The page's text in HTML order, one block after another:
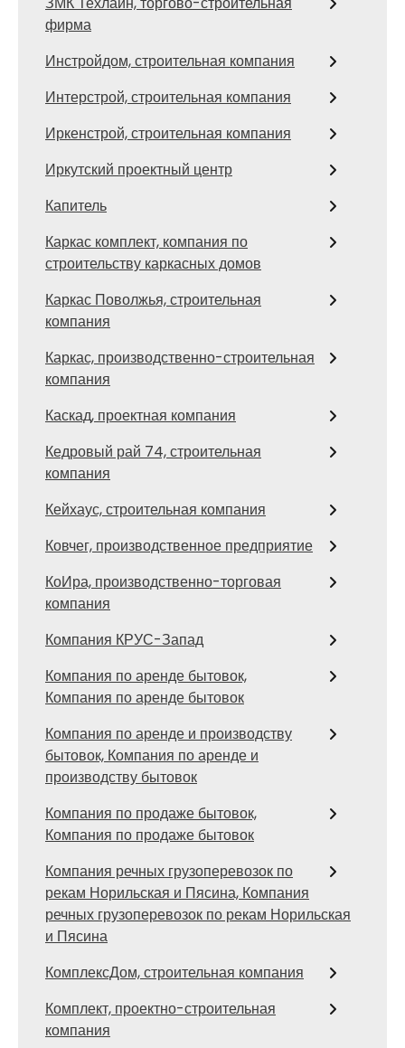
фирма
Инстройдом, строительная компания
Интерстрой, строительная компания
Иркенстрой, строительная компания
Иркутский проектный центр
Капитель
Каркас комплект, компания по
строительству каркасных домов
Каркас Поволжья, строительная
компания
Каркас, производственно-строительная
компания
Каскад, проектная компания
Кедровый рай 74, строительная
компания
Кейхаус, строительная компания
Ковчег, производственное предприятие
КоИра, производственно-торговая
компания
Компания КРУС-Запад
Компания по аренде бытовок,
Компания по аренде бытовок
Компания по аренде и производству
бытовок, Компания по аренде и
производству бытовок
Компания по продаже бытовок,
Компания по продаже бытовок
Компания речных грузоперевозок по
рекам Норильская и Пясина, Компания
речных грузоперевозок по рекам Норильская
и Пясина
КомплексДом, строительная компания
Комплект, проектно-строительная
компания